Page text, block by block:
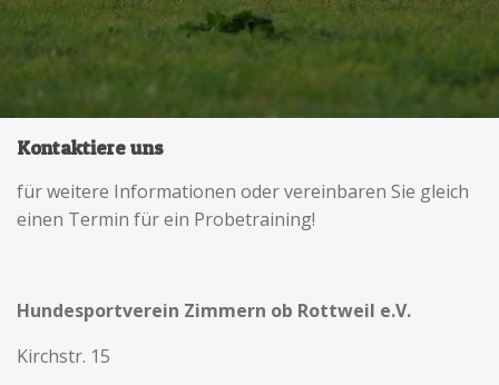
Kontaktiere uns
für weitere Informationen oder vereinbaren Sie gleich
einen Termin für ein Probetraining!
Hundesportverein Zimmern ob Rottweil e.V.
Kirchstr. 15